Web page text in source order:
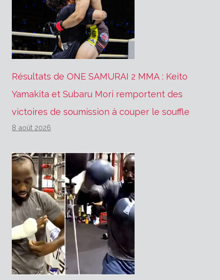
Résultats de ONE SAMURAI 2 MMA : Keito
Yamakita et Subaru Mori remportent des
victoires de soumission à couper le souffle
8 août 2026